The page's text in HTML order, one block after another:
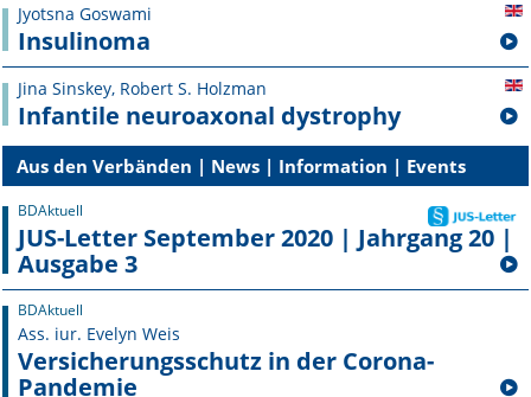
Jyotsna Goswami
Insulinoma
Jina Sinskey, Robert S. Holzman
Infantile neuroaxonal dystrophy
Aus den Verbänden | News | Information | Events
BDAktuell
JUS-Letter September 2020 | Jahrgang 20 |
Ausgabe 3
BDAktuell
Ass. iur. Evelyn Weis
Versicherungsschutz in der Corona-
Pandemie